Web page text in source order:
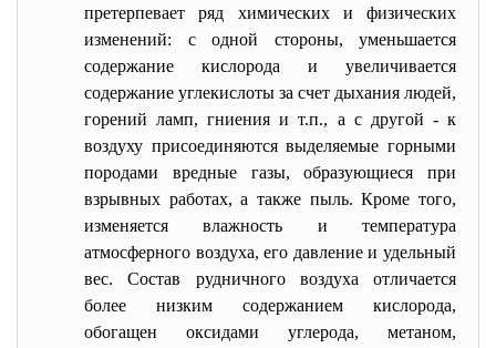
претерпевает ряд химических и физических
изменений: с одной стороны, уменьшается
содержание кислорода и увеличивается
содержание углекислоты за счет дыхания людей,
горений ламп, гниения и т.п., а с другой - к
воздуху присоединяются выделяемые горными
породами вредные газы, образующиеся при
взрывных работах, а также пыль. Кроме того,
изменяется влажность и температура
атмосферного воздуха, его давление и удельный
вес. Состав рудничного воздуха отличается
более низким содержанием кислорода,
обогащен оксидами углерода, метаном,